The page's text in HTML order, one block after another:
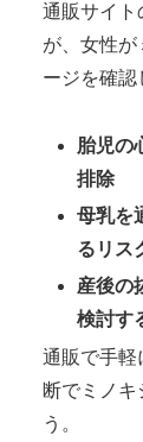
通販サイト
が、女性が
ージを確認
胎児の
排除
母乳を
るリス
産後の
検討す
通販で手軽
断でミノ
う。